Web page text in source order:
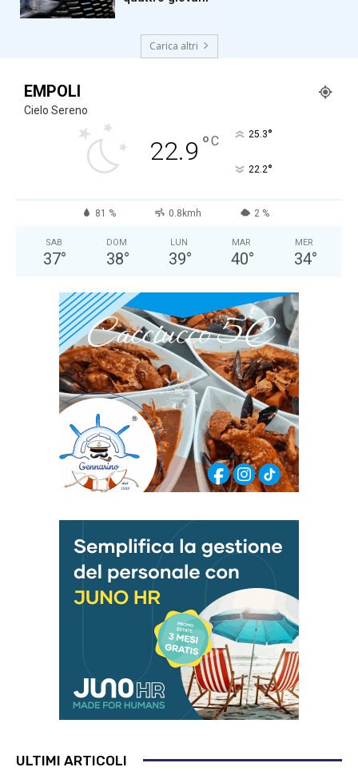
Carica altri
EMPOLI
Cielo Sereno
22.9 °C 25.3°
22.2°
81 % 0.8kmh 2 %
SAB
37°
DOM
38°
LUN
39°
MAR
40°
MER
34°
ULTIMI ARTICOLI